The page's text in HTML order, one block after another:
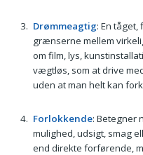
Drømmeagtig: En
grænserne mellem
om film, lys,
vægtløs, som at drive
uden at man helt kan
Forlokkende: Betegner
mulighed, udsigt, smag
end direkte forførende,